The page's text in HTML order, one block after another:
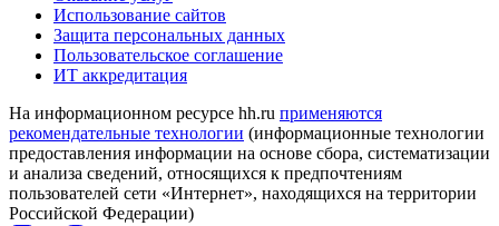
Использование сайтов
Защита персональных данных
Пользовательское соглашение
ИТ аккредитация
На информационном ресурсе hh.ru применяются
рекомендательные технологии (информационные технологии
предоставления информации на основе сбора, систематизации
и анализа сведений, относящихся к предпочтениям
пользователей сети «Интернет», находящихся на территории
Российской Федерации)